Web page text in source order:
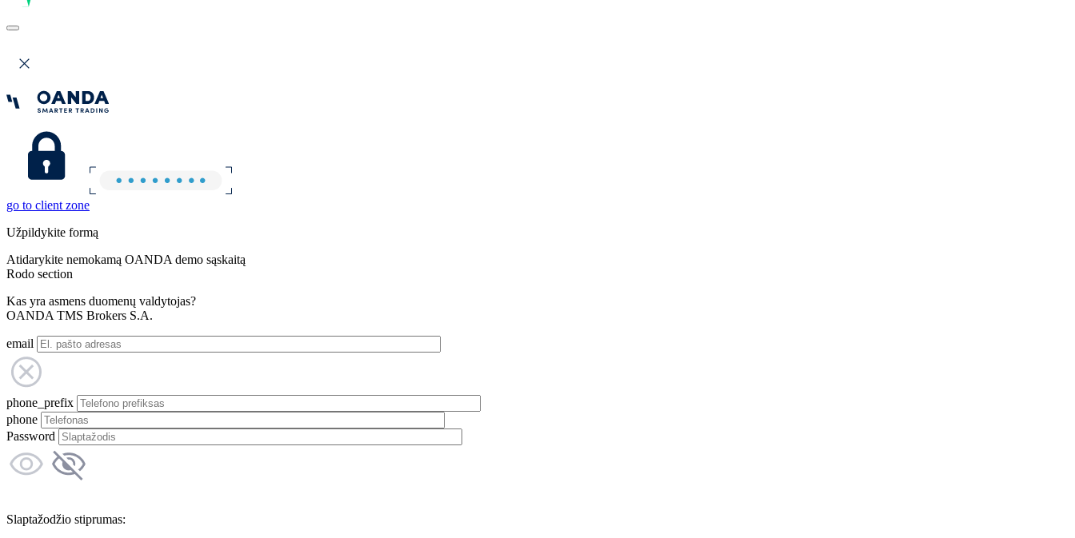
go to client zone
Užpildykite formą
Atidarykite nemokamą OANDA demo sąskaitą
Rodo section
Kas yra asmens duomenų valdytojas?
OANDA TMS Brokers S.A.
email
phone_prefix
phone
Password
Slaptažodžio stiprumas: